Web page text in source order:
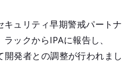
キュリティ早期警戒パートナ
ックからIPAに報告し、
開発者との調整が行われまし